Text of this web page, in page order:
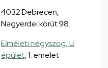
4032 Debrecen,
Nagyerdei körút 98.
Elméleti négyszög, U
épület, 1. emelet